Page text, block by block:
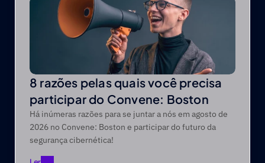
8 razões pelas quais você precisa
participar do Convene: Boston
Há inúmeras razões para se juntar a nós em agosto de
2026 no Convene: Boston e participar do futuro da
segurança cibernética!